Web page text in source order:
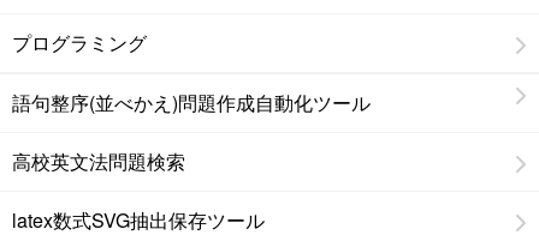
プログラミング
語句整序(並べかえ)問題作成自動化ツール
高校英文法問題検索
latex数式SVG抽出保存ツール